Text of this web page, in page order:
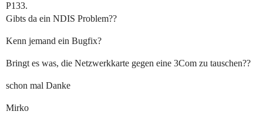
P133.
Gibts da ein NDIS Problem??
Kenn jemand ein Bugfix?
Bringt es was, die Netzwerkkarte gegen eine 3Com zu tauschen??
schon mal Danke
Mirko